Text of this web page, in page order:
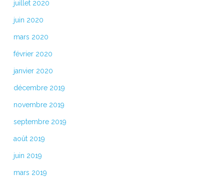
juillet 2020
juin 2020
mars 2020
février 2020
janvier 2020
décembre 2019
novembre 2019
septembre 2019
août 2019
juin 2019
mars 2019